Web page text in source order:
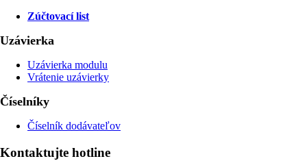
Zúčtovací list
Uzávierka
Uzávierka modulu
Vrátenie uzávierky
Číselníky
Číselník dodávateľov
Kontaktujte hotline